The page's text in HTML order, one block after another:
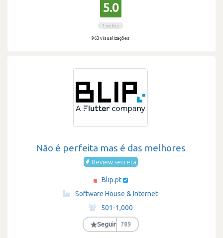
5.0
1 votos
963 visualizações
Não é perfeita mas é das melhores
Review secreta
Blip.pt
Software House & Internet
·
501-1,000
·
★Seguir 789